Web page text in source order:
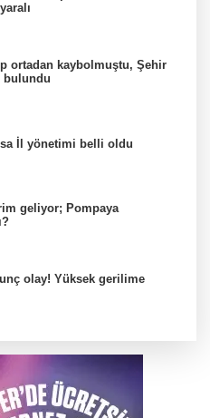
ortadan kaybolmuştu, Şehir
bulundu
İl yönetimi belli oldu
geliyor; Pompaya
olay! Yüksek gerilime
öldü